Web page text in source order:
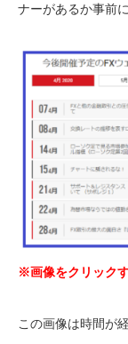
ナーがあるか事前
※画像をクリック
この画像は時間が